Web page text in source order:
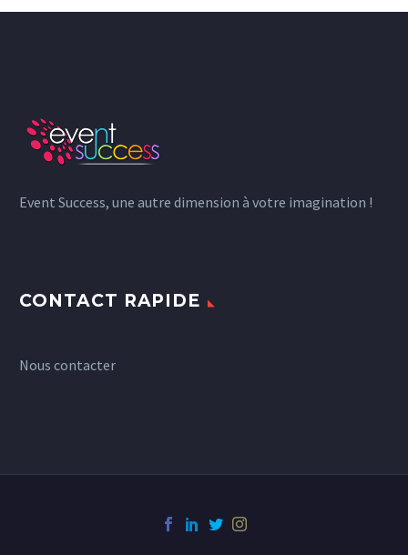
Event Success, une autre dimension à votre imagination !
CONTACT RAPIDE
Nous contacter